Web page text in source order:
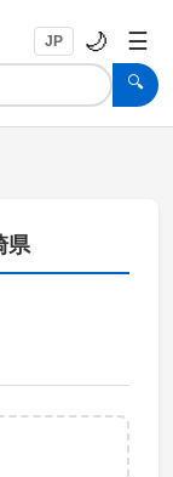
🔍
JP 🌙 ☰
県